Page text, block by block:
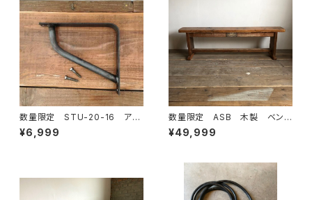
数量限定 STU-20-16 アイ
アン 棚受け 鉄製 L字アン
グル インダストリアル キッチ
¥6,999
数量限定 ASB 木製 ベン
チ 古材 椅子 花台 チェア
ー アンティーク ダイニング ウ
¥49,999